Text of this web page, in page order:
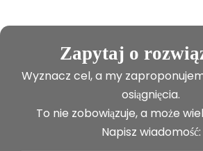
Zapytaj o
Wyznacz cel, a my
osiągnięcia.
To nie zobowiązuje, a może
Napisz wiadomość: